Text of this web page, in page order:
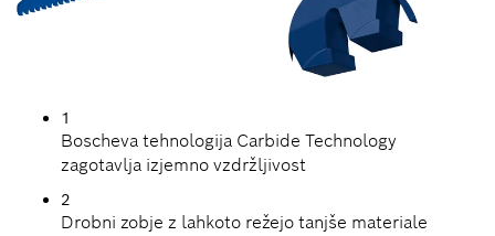
1
Boscheva tehnologija Carbide Technology
zagotavlja izjemno vzdržljivost
2
Drobni zobje z lahkoto režejo tanjše materiale